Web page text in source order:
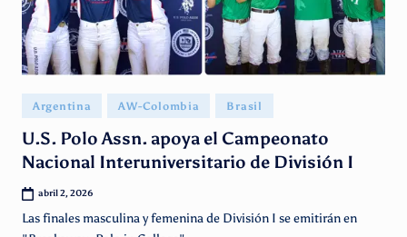
Publicado
en
Argentina AW-Colombia Brasil
U.S. Polo Assn. apoya el Campeonato
Nacional Interuniversitario de División I
abril 2, 2026
Las finales masculina y femenina de División I se emitirán en